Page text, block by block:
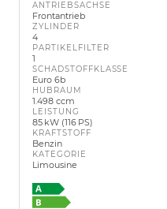
ANTRIEBSACHSE
Frontantrieb
ZYLINDER
4
PARTIKELFILTER
1
SCHADSTOFFKLASSE
Euro 6b
HUBRAUM
1.498 ccm
LEISTUNG
85 kW (116 PS)
KRAFTSTOFF
Benzin
KATEGORIE
Limousine